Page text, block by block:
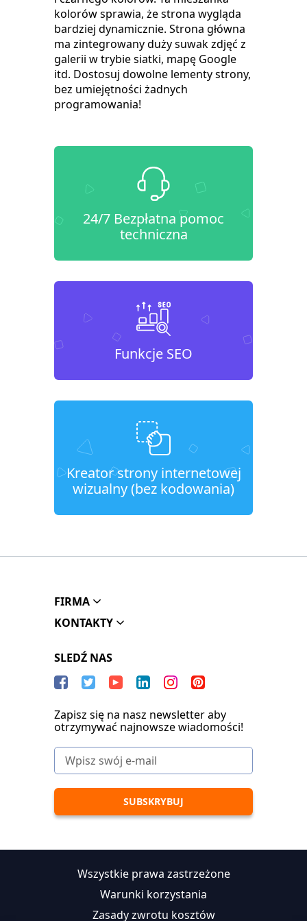
kolorów sprawia, że strona wygląda
bardziej dynamicznie. Strona główna
ma zintegrowany duży suwak zdjęć z
galerii w trybie siatki, mapę Google
itd. Dostosuj dowolne lementy strony,
bez umiejętności żadnych
programowania!
24/7 Bezpłatna pomoc
techniczna
Funkcje SEO
Kreator strony internetowej
wizualny (bez kodowania)
FIRMA
KONTAKTY
SLEDŹ NAS
Zapisz się na nasz newsletter aby
otrzymywać najnowsze wiadomości!
Wszystkie prawa zastrzeżone
Warunki korzystania
Zasady zwrotu kosztów